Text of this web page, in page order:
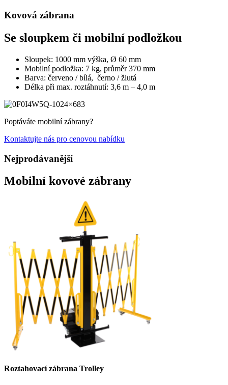
Kovová zábrana
Se sloupkem či mobilní podložkou
Sloupek: 1000 mm výška, Ø 60 mm
Mobilní podložka: 7 kg, průměr 370 mm
Barva: červeno / bílá, černo / žlutá
Délka při max. roztáhnutí: 3,6 m – 4,0 m
Poptáváte mobilní zábrany?
Kontaktujte nás pro cenovou nabídku
Nejprodávanější
Mobilní kovové zábrany
Roztahovací zábrana Trolley